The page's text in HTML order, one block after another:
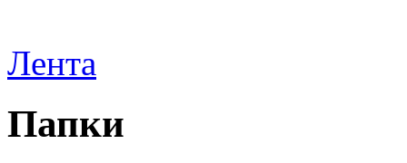
Лента
Папки